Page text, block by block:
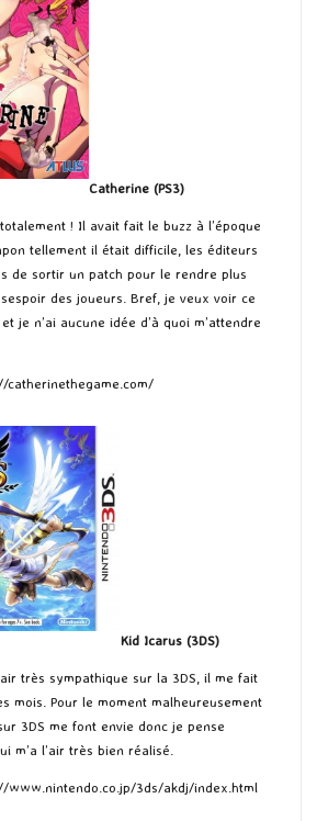
Catherine (PS3)
! Il avait fait le buzz à l’époque
tellement il était difficile, les éditeurs
de sortir un patch pour le rendre plus
des joueurs. Bref, je veux voir ce
je n’ai aucune idée d’à quoi m’attendre
catherinethegame.com/
Kid Icarus (3DS)
très sympathique sur la 3DS, il me fait
mois. Pour le moment malheureusement
3DS me font envie donc je pense
m’a l’air très bien réalisé.
www.nintendo.co.jp/3ds/akdj/index.html